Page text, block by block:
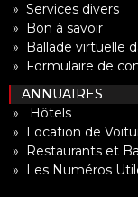
» Services divers
» Bon à savoir
» Ballade virtuelle
» Formulaire de
ANNUAIRES
» Hôtels
» Location de
» Restaurants et
» Les Numéros